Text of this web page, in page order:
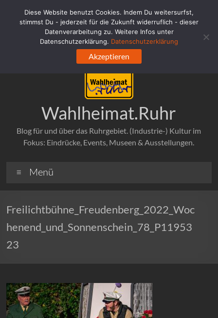
springen
Wahlheimat.Ruhr
Blog für und über das Ruhrgebiet. (Industrie-) Kultur im
Fokus: Eindrücke, Events, Museen & Ausstellungen.
Menü
Freilichtbühne_Freudenberg_2022_Woc
henend_und_Sonnenschein_78_P11953
23
Diese Website benutzt Cookies. Indem Du weitersurfst,
stimmst Du - jederzeit für die Zukunft widerruflich - dieser
Datenverarbeitung zu. Weitere Infos unter
Datenschutzerklärung. Datenschutzerklärung
Akzeptieren